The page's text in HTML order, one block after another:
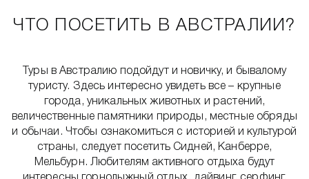
ЧТО ПОСЕТИТЬ В АВСТРАЛИИ?
Туры в Австралию подойдут и новичку, и бывалому
туристу. Здесь интересно увидеть все – крупные
города, уникальных животных и растений,
величественные памятники природы, местные обряды
и обычаи. Чтобы ознакомиться с историей и культурой
страны, следует посетить Сидней, Канберре,
Мельбурн. Любителям активного отдыха будут